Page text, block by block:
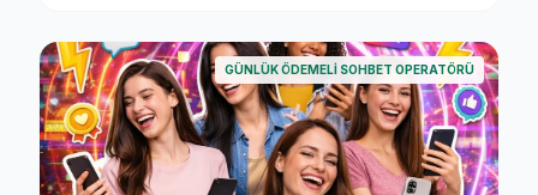
GÜNLÜK ÖDEMELI SOHBET OPERATÖRÜ